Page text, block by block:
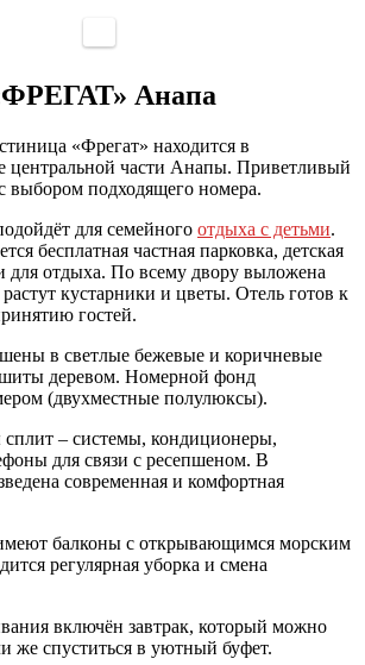
Анапа
«Фрегат» находится в
центральной части Анапы. Приветливый
выбором подходящего номера.
для семейного отдыха с детьми.
бесплатная частная парковка, детская
для отдыха. По всему двору выложена
кустарники и цветы. Отель готов к
гостей.
в светлые бежевые и коричневые
деревом. Номерной фонд
(двухместные полулюксы).
– системы, кондиционеры,
для связи с ресепшеном. В
современная и комфортная
балконы с открывающимся морским
регулярная уборка и смена
включён завтрак, который можно
же спуститься в уютный буфет.